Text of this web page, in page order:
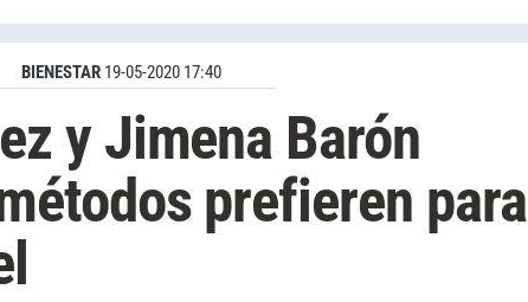
BIENESTAR 19-05-2020 17:40
y Jimena Barón
prefieren para